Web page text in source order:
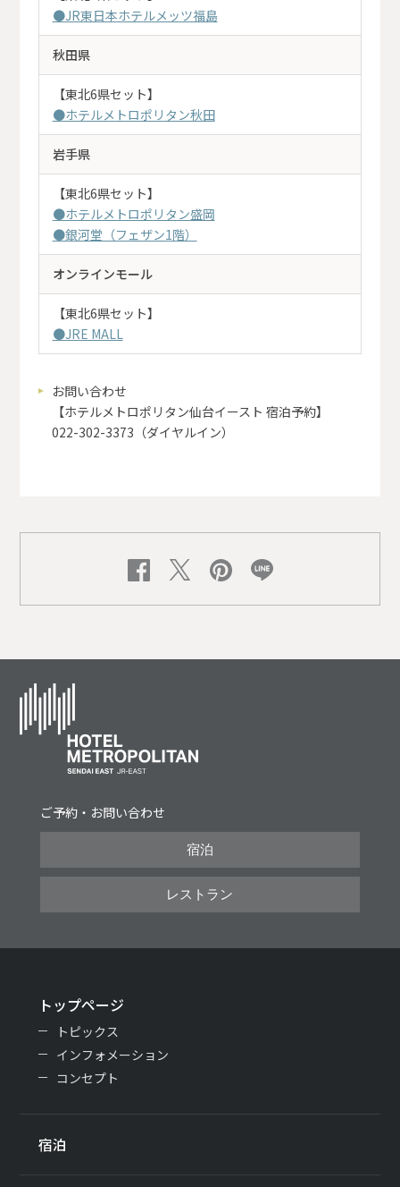
●JR東日本ホテルメッツ福島
秋田県
【東北6県セット】
●ホテルメトロポリタン秋田
岩手県
【東北6県セット】
●ホテルメトロポリタン盛岡
●銀河堂（フェザン1階）
オンラインモール
【東北6県セット】
●JRE MALL
お問い合わせ
【ホテルメトロポリタン仙台イースト 宿泊予約】
022-302-3373（ダイヤルイン）
ご予約・お問い合わせ
宿泊
レストラン
トップページ
トピックス
インフォメーション
コンセプト
宿泊